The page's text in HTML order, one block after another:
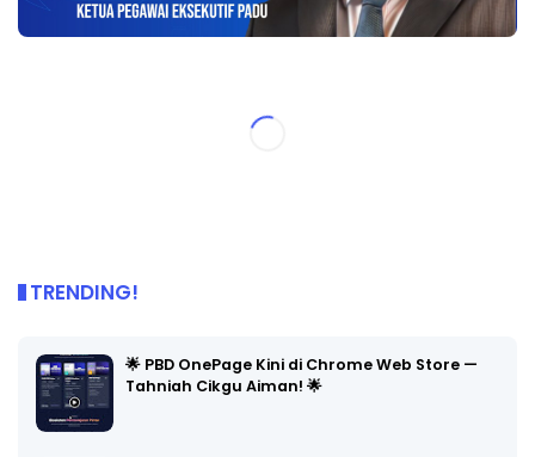
TRENDING!
🌟 PBD OnePage Kini di Chrome Web Store —
Tahniah Cikgu Aiman! 🌟